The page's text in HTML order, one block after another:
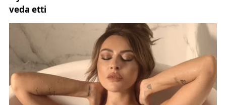
Mezarlığı’nda yapılacak. Taziyeler Mevlana Mahallesi
adresinde kabul edilecek.
Döne Başer’in cenazesi, 15 Ocak Perşembe günü
saat 15.30’da Ay Yıldız Camii’nden kaldırılacak.
Merhume, Yukarı Tekke 89. Ada Sıra Mezarlığı’na
defnedilecek. Taziye adresi Kılavuz Mahallesi 46-19